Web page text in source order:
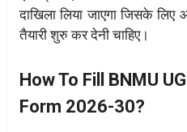
दाखिला लिया जाएगा जिसके
तैयारी शुरु कर देनी चाहिए।
How To Fill BNMU
Form 2026-30?